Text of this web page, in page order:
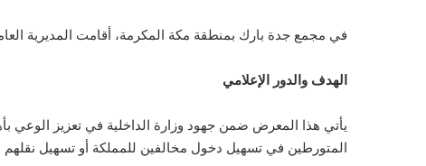
في مجمع جدة بارك بمنطقة مكة المكرمة، أقامت المديرية العامة لحرس
الهدف والدور الإعلامي
يأتي هذا المعرض ضمن جهود وزارة الداخلية في تعزيز الوعي
المتورطين في تسهيل دخول مخالفين للمملكة أو تسهيل نقلهم